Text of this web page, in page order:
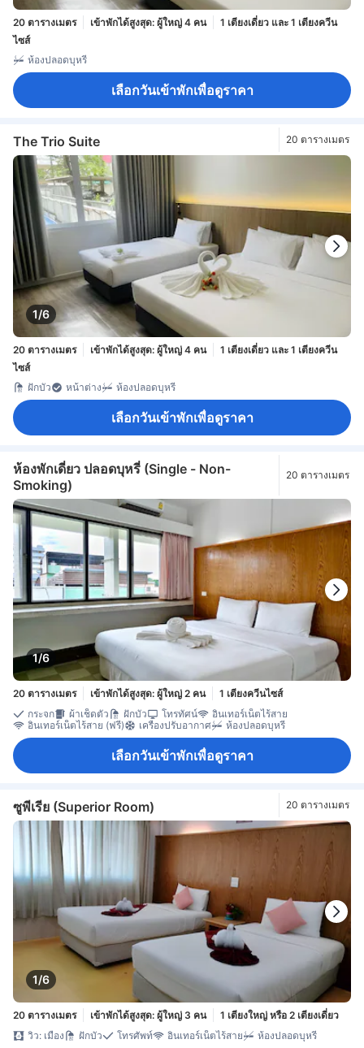
20 ตารางเมตร เข้าพักได้สูงสุด: ผู้ใหญ่ 4 คน
1 เตียงเดี่ยว และ 1 เตียงควีน
ไซส์
ห้องปลอดบุหรี่
เลือกวันเข้าพักเพื่อดูราคา
The Trio Suite 20 ตารางเมตร
1/6
20 ตารางเมตร เข้าพักได้สูงสุด: ผู้ใหญ่ 4 คน
1 เตียงเดี่ยว และ 1 เตียงควีน
ไซส์
ฝักบัว
หน้าต่าง ห้องปลอดบุหรี่
เลือกวันเข้าพักเพื่อดูราคา
ห้องพักเดี่ยว ปลอดบุหรี่ (Single - Non-
Smoking)
20 ตารางเมตร
1/6
20 ตารางเมตร เข้าพักได้สูงสุด: ผู้ใหญ่ 2 คน
1 เตียงควีนไซส์
กระจก
ผ้าเช็ดตัว ฝักบัว โทรทัศน์
อินเทอร์เน็ตไร้สาย
อินเทอร์เน็ตไร้สาย (ฟรี)
เครื่องปรับอากาศ ห้องปลอดบุหรี่
เลือกวันเข้าพักเพื่อดูราคา
ซูพีเรีย (Superior Room) 20 ตารางเมตร
1/6
20 ตารางเมตร เข้าพักได้สูงสุด: ผู้ใหญ่ 3 คน
1 เตียงใหญ่ หรือ 2 เตียงเดี่ยว
วิว: เมือง
ฝักบัว โทรศัพท์ อินเทอร์เน็ตไร้สาย ห้องปลอดบุหรี่